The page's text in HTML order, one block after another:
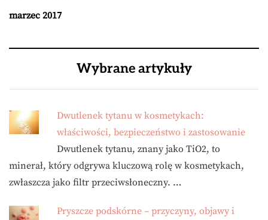
marzec 2017
Wybrane artykuły
Dwutlenek tytanu w kosmetykach:
właściwości, bezpieczeństwo i zastosowanie
Dwutlenek tytanu, znany jako TiO2, to
minerał, który odgrywa kluczową rolę w kosmetykach,
zwłaszcza jako filtr przeciwsłoneczny. …
Pryszcze podskórne – przyczyny, objawy i